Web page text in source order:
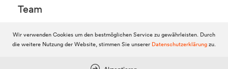
Team
© 2010-2026 Dolomitenstadt.at
Wir verwenden Cookies um den bestmöglichen Service zu gewährleisten. Durch
die weitere Nutzung der Website, stimmen Sie unserer Datenschutzerklärungzu.